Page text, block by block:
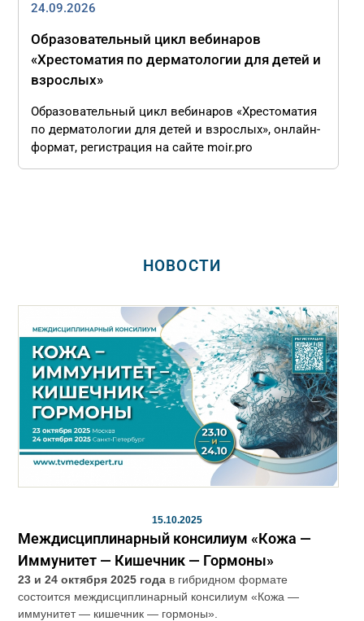
24.09.2026
Образовательный цикл вебинаров
«Хрестоматия по дерматологии для детей и
взрослых»
Образовательный цикл вебинаров «Хрестоматия
по дерматологии для детей и взрослых», онлайн-
формат, регистрация на сайте moir.pro
НОВОСТИ
15.10.2025
Междисциплинарный консилиум «Кожа —
Иммунитет — Кишечник — Гормоны»
23 и 24 октября 2025 года в гибридном формате
состоится междисциплинарный консилиум «Кожа —
иммунитет — кишечник — гормоны».